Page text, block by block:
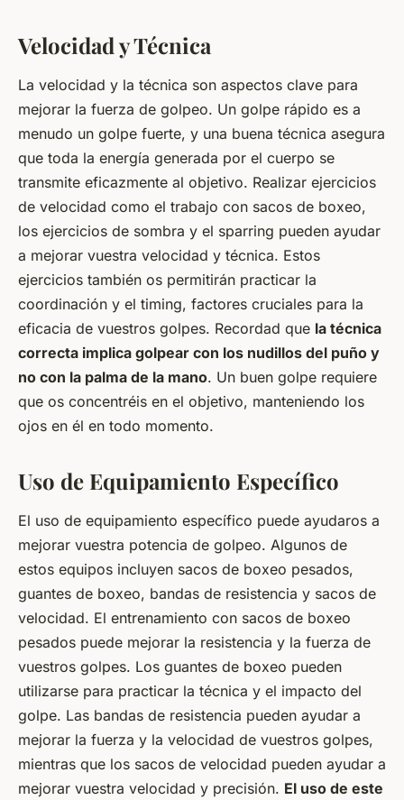
Velocidad y Técnica
La velocidad y la técnica son aspectos clave para
mejorar la fuerza de golpeo. Un golpe rápido es a
menudo un golpe fuerte, y una buena técnica asegura
que toda la energía generada por el cuerpo se
transmite eficazmente al objetivo. Realizar ejercicios
de velocidad como el trabajo con sacos de boxeo,
los ejercicios de sombra y el sparring pueden ayudar
a mejorar vuestra velocidad y técnica. Estos
ejercicios también os permitirán practicar la
coordinación y el timing, factores cruciales para la
eficacia de vuestros golpes. Recordad que la técnica
correcta implica golpear con los nudillos del puño y
no con la palma de la mano. Un buen golpe requiere
que os concentréis en el objetivo, manteniendo los
ojos en él en todo momento.
Uso de Equipamiento Específico
El uso de equipamiento específico puede ayudaros a
mejorar vuestra potencia de golpeo. Algunos de
estos equipos incluyen sacos de boxeo pesados,
guantes de boxeo, bandas de resistencia y sacos de
velocidad. El entrenamiento con sacos de boxeo
pesados puede mejorar la resistencia y la fuerza de
vuestros golpes. Los guantes de boxeo pueden
utilizarse para practicar la técnica y el impacto del
golpe. Las bandas de resistencia pueden ayudar a
mejorar la fuerza y la velocidad de vuestros golpes,
mientras que los sacos de velocidad pueden ayudar a
mejorar vuestra velocidad y precisión. El uso de este